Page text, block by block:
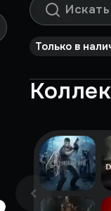
Только в